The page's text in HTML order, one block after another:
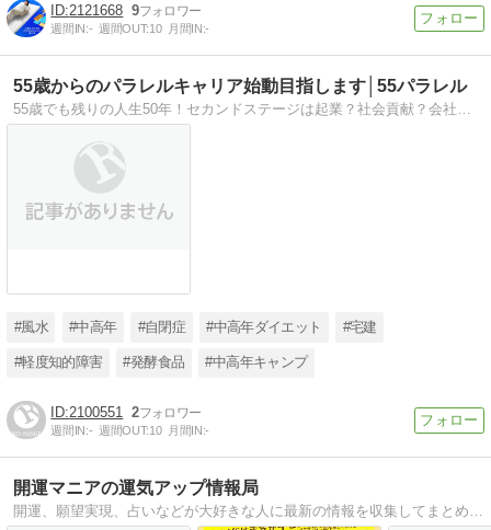
2121668 9
週間IN:- 週間OUT:10 月間IN:-
55歳からのパラレルキャリア始動目指します│55パラレル
55歳でも残りの人生50年！セカンドステージは起業？社会貢献？会社の為じゃなく自分の為に糧を得るのだ。たとえわが子が障害児でも、子離れの時期はすぐそこです。親なき後の幸せのためにも、パラレルキャリア始めませんか！
#風水 #中高年 #自閉症 #中高年ダイエット #宅建
#軽度知的障害 #発酵食品 #中高年キャンプ
2100551 2
週間IN:- 週間OUT:10 月間IN:-
開運マニアの運気アップ情報局
開運、願望実現、占いなどが大好きな人に最新の情報を収集してまとめて情報提供するページです！